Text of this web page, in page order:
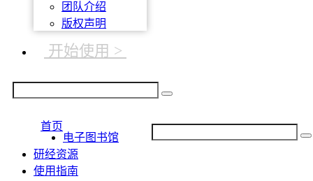
团队介绍
版权声明
开始使用 >
首页
电子图书馆
研经资源
使用指南